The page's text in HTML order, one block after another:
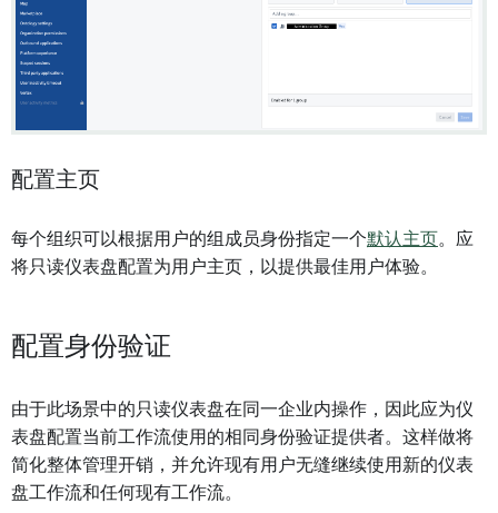
配置主页
每个组织可以根据用户的组成员身份指定一个默认主页 。应
将只读仪表盘配置为用户主页，以提供最佳用户体验。
配置身份验证
由于此场景中的只读仪表盘在同一企业内操作，因此应为仪
表盘配置当前工作流使用的相同身份验证提供者。这样做将
简化整体管理开销，并允许现有用户无缝继续使用新的仪表
盘工作流和任何现有工作流。